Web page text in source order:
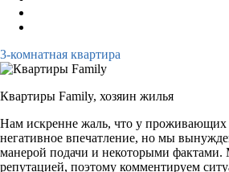
3-комнатная квартира
Квартиры Family, хозяин жилья
Нам искренне жаль, что у проживающих
негативное впечатление, но мы
манерой подачи и некоторыми
репутацией, поэтому комментируем